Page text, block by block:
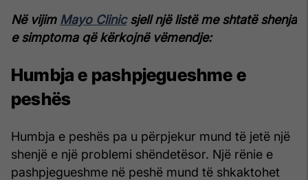
Në vijim Mayo Clinicsjell një listë me shtatë shenja
e simptoma që kërkojnë vëmendje:
Humbja e pashpjegueshme e
peshës
Humbja e peshës pa u përpjekur mund të jetë një
shenjë e një problemi shëndetësor. Një rënie e
pashpjegueshme në peshë mund të shkaktohet